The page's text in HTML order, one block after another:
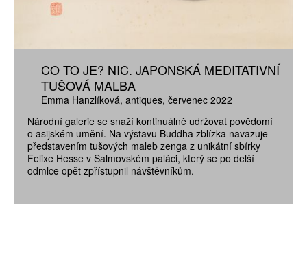
CO TO JE? NIC. JAPONSKÁ MEDITATIVNÍ
TUŠOVÁ MALBA
Emma Hanzlíková antiques červenec 2022
Národní galerie se snaží kontinuálně udržovat povědomí
o asijském umění. Na výstavu Buddha zblízka navazuje
představením tušových maleb zenga z unikátní sbírky
Felixe Hesse v Salmovském paláci, který se po delší
odmlce opět zpřístupnil návštěvníkům.